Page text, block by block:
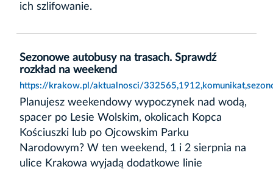
ich szlifowanie.
Sezonowe autobusy na trasach. Sprawdź
rozkład na weekend
https://krakow.pl/aktualnosci/
Planujesz weekendowy wypoczynek nad wodą,
spacer po Lesie Wolskim, okolicach Kopca
Kościuszki lub po Ojcowskim Parku
Narodowym? W ten weekend, 1 i 2 sierpnia na
ulice Krakowa wyjadą dodatkowe linie